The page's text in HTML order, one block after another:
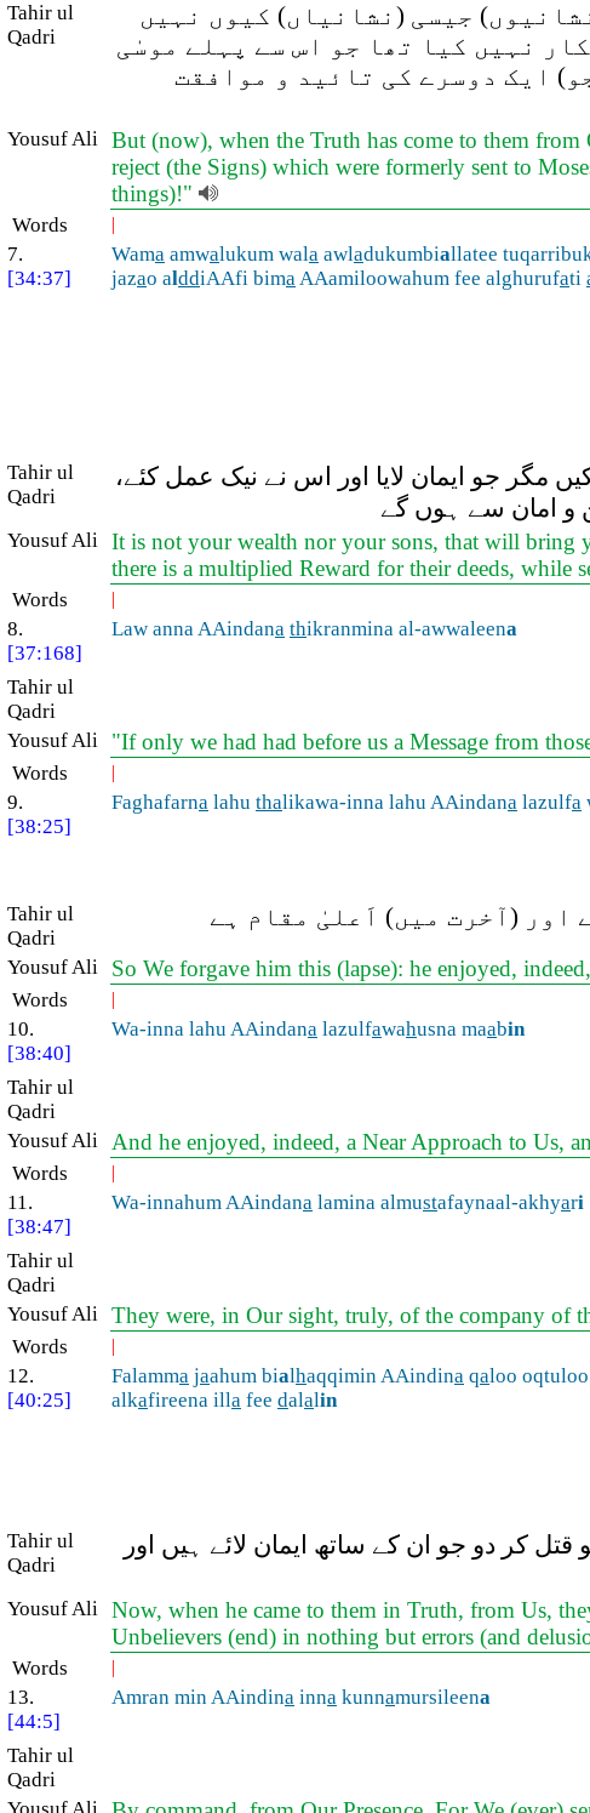
Tahir ul
Qadri
جیسی (نشانیاں) کیوں نہیں
نہیں کیا تھا جو اس سے پہلے موسٰی
ایک دوسرے کی تائید و موافقت
Yousuf Ali But (now), when the Truth has come to them
reject (the Signs) which were formerly sent to
things)!"
Words |
7.
[34:37]
Wama amwalukum wala awladukumbiallatee
jazao alddiAAfi bimaAAamiloowahum fee alghurufati
Tahir ul
Qadri
مگر جو ایمان لایا اور اس نے نیک عمل کئے،
و امان سے ہوں گے
Yousuf Ali It is not your wealth nor your sons, that will bring
there is a multiplied Reward for their deeds, while
Words |
8.
[37:168]
Law anna AAindana thikranmina al-awwaleena
Tahir ul
Qadri
Yousuf Ali "If only we had had before us a Message from
Words |
9.
[38:25]
Faghafarna lahu thalikawa-inna lahu AAindana lazulfa
Tahir ul
Qadri
اور (آخرت میں) اَعلیٰ مقام ہے
Yousuf Ali So We forgave him this (lapse): he enjoyed,
Words |
10.
[38:40]
Wa-inna lahu AAindana lazulfawahusna maabin
Tahir ul
Qadri
Yousuf Ali And he enjoyed, indeed, a Near Approach to Us,
Words |
11.
[38:47]
Wa-innahum AAindana lamina almustafaynaal-akhyari
Tahir ul
Qadri
Yousuf Ali They were, in Our sight, truly, of the company of
Words |
12.
[40:25]
Falamma jaahum bialhaqqimin AAindina qaloo
alkafireena illa fee dalalin
Tahir ul
Qadri
کر دو جو ان کے ساتھ ایمان لائے ہیں اور
Yousuf Ali Now, when he came to them in Truth, from Us,
Unbelievers (end) in nothing but errors (and
Words |
13.
[44:5]
Amran min AAindina inna kunnamursileena
Tahir ul
Qadri